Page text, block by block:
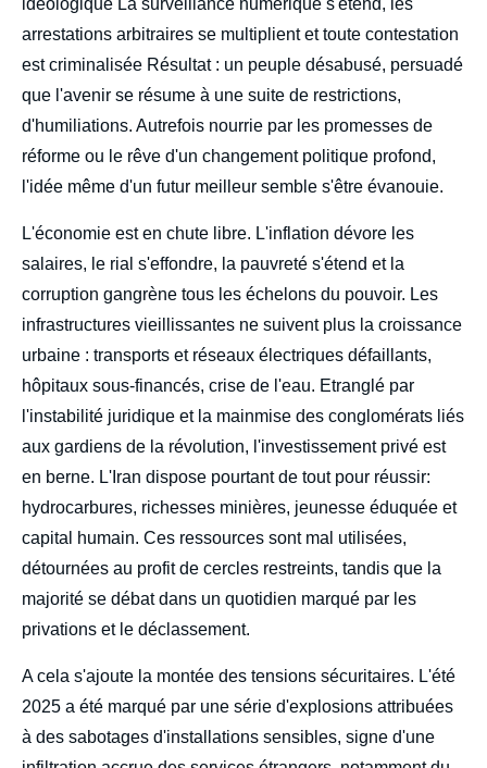
arrestations arbitraires se multiplient et toute contestation
est criminalisée Résultat : un peuple désabusé, persuadé
que l'avenir se résume à une suite de restrictions,
d'humiliations. Autrefois nourrie par les promesses de
réforme ou le rêve d'un changement politique profond,
l'idée même d'un futur meilleur semble s'être évanouie.
L'économie est en chute libre. L'inflation dévore les
salaires, le rial s'effondre, la pauvreté s'étend et la
corruption gangrène tous les échelons du pouvoir. Les
infrastructures vieillissantes ne suivent plus la croissance
urbaine : transports et réseaux électriques défaillants,
hôpitaux sous-financés, crise de l'eau. Etranglé par
l'instabilité juridique et la mainmise des conglomérats liés
aux gardiens de la révolution, l'investissement privé est
en berne. L'Iran dispose pourtant de tout pour réussir:
hydrocarbures, richesses minières, jeunesse éduquée et
capital humain. Ces ressources sont mal utilisées,
détournées au profit de cercles restreints, tandis que la
majorité se débat dans un quotidien marqué par les
privations et le déclassement.
A cela s'ajoute la montée des tensions sécuritaires. L'été
2025 a été marqué par une série d'explosions attribuées
à des sabotages d'installations sensibles, signe d'une